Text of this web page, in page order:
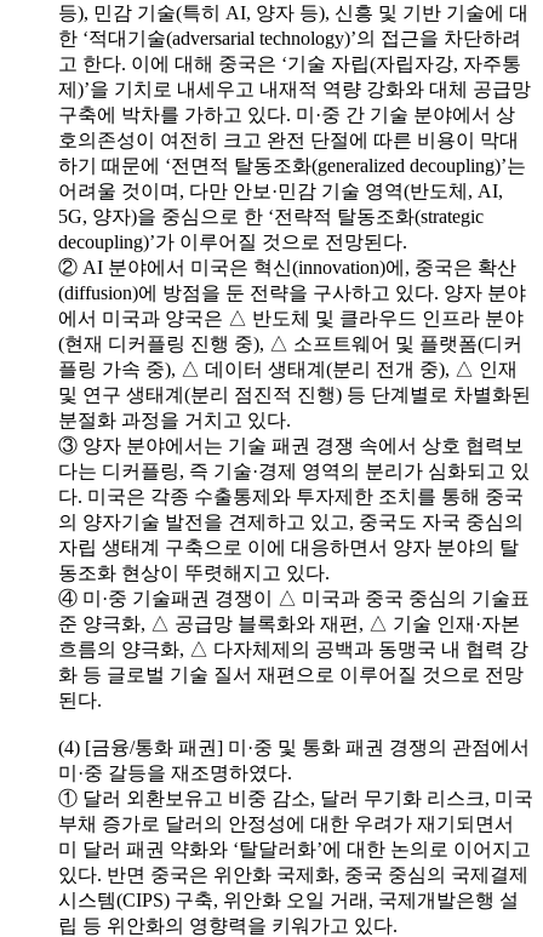
등), 민감 기술(특히 AI, 양자 등), 신흥 및 기반 기술에 대
한 ‘적대기술(adversarial technology)’의 접근을 차단하려
고 한다. 이에 대해 중국은 ‘기술 자립(자립자강, 자주통
제)’을 기치로 내세우고 내재적 역량 강화와 대체 공급망
구축에 박차를 가하고 있다. 미·중 간 기술 분야에서 상
호의존성이 여전히 크고 완전 단절에 따른 비용이 막대
하기 때문에 ‘전면적 탈동조화(generalized decoupling)’는
어려울 것이며, 다만 안보·민감 기술 영역(반도체, AI,
5G, 양자)을 중심으로 한 ‘전략적 탈동조화(strategic
decoupling)’가 이루어질 것으로 전망된다.
② AI 분야에서 미국은 혁신(innovation)에, 중국은 확산
(diffusion)에 방점을 둔 전략을 구사하고 있다. 양자 분야
에서 미국과 양국은 △ 반도체 및 클라우드 인프라 분야
(현재 디커플링 진행 중), △ 소프트웨어 및 플랫폼(디커
플링 가속 중), △ 데이터 생태계(분리 전개 중), △ 인재
및 연구 생태계(분리 점진적 진행) 등 단계별로 차별화된
분절화 과정을 거치고 있다.
③ 양자 분야에서는 기술 패권 경쟁 속에서 상호 협력보
다는 디커플링, 즉 기술·경제 영역의 분리가 심화되고 있
다. 미국은 각종 수출통제와 투자제한 조치를 통해 중국
의 양자기술 발전을 견제하고 있고, 중국도 자국 중심의
자립 생태계 구축으로 이에 대응하면서 양자 분야의 탈
동조화 현상이 뚜렷해지고 있다.
④ 미·중 기술패권 경쟁이 △ 미국과 중국 중심의 기술표
준 양극화, △ 공급망 블록화와 재편, △ 기술 인재·자본
흐름의 양극화, △ 다자체제의 공백과 동맹국 내 협력 강
화 등 글로벌 기술 질서 재편으로 이루어질 것으로 전망
된다.
(4) [금융/통화 패권] 미·중 및 통화 패권 경쟁의 관점에서
미·중 갈등을 재조명하였다.
① 달러 외환보유고 비중 감소, 달러 무기화 리스크, 미국
부채 증가로 달러의 안정성에 대한 우려가 재기되면서
미 달러 패권 약화와 ‘탈달러화’에 대한 논의로 이어지고
있다. 반면 중국은 위안화 국제화, 중국 중심의 국제결제
시스템(CIPS) 구축, 위안화 오일 거래, 국제개발은행 설
립 등 위안화의 영향력을 키워가고 있다.